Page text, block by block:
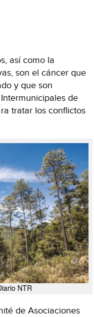
así como la
son el cáncer que
y que son
de
tratar los conflictos
NTR
de Asociaciones